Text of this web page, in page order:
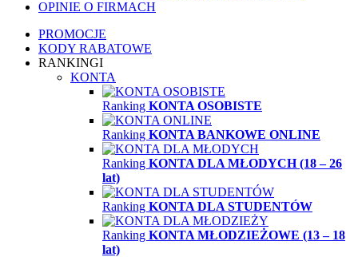
OPINIE O FIRMACH
PROMOCJE
KODY RABATOWE
RANKINGI
KONTA
Ranking KONTA OSOBISTE
Ranking KONTA BANKOWE ONLINE
Ranking KONTA DLA MŁODYCH (18 – 26
lat)
Ranking KONTA DLA STUDENTÓW
Ranking KONTA MŁODZIEŻOWE (13 – 18
lat)